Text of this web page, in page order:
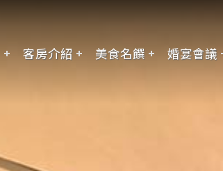
客房介紹 美食名饌 婚宴會議